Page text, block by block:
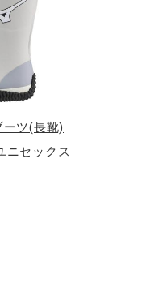
ーツ(長靴)
ニセックス